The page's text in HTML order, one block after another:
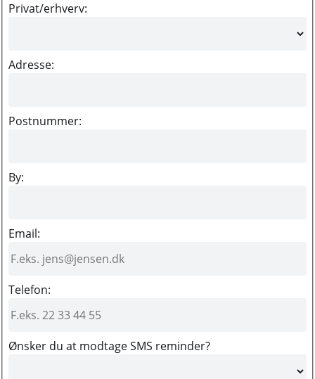
Privat/erhverv:
Adresse:
Postnummer:
By:
Email:
Telefon:
Ønsker du at modtage SMS reminder?